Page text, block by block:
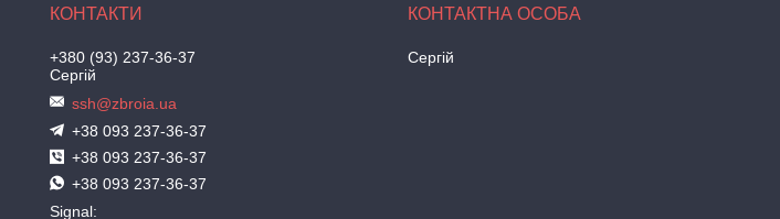
+380 (93) 237-36-37
Сергій
ssh@zbroia.ua
+38 093 237-36-37
+38 093 237-36-37
+38 093 237-36-37
Signal
Сергій